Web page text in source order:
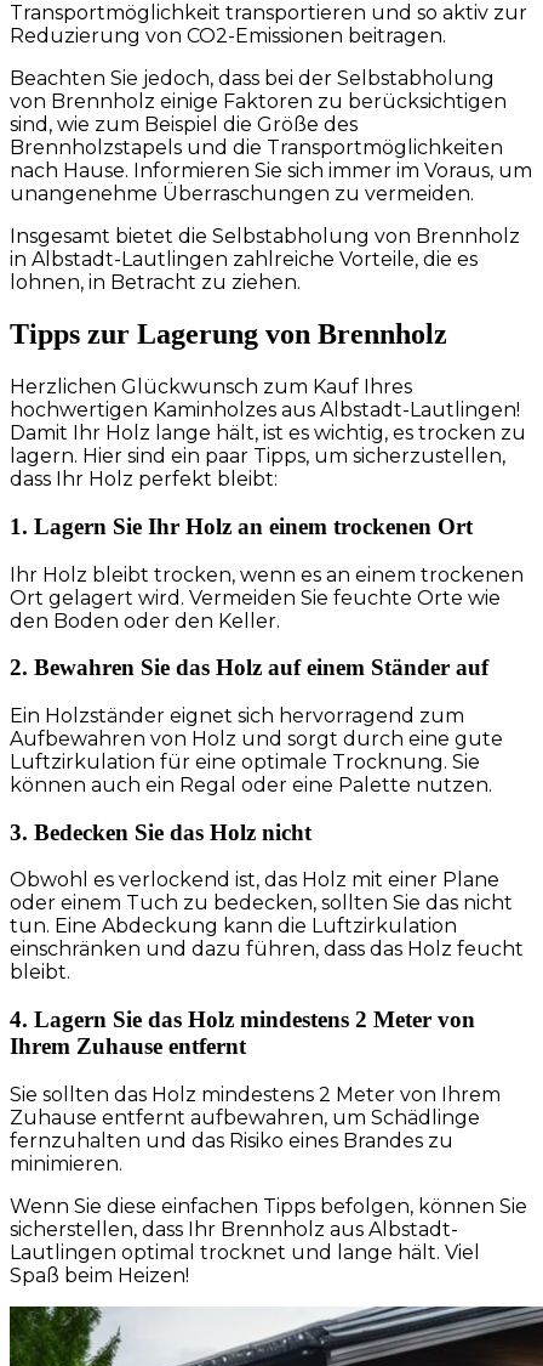
Transportmöglichkeit transportieren und so aktiv zur
Reduzierung von CO2-Emissionen beitragen.
Beachten Sie jedoch, dass bei der Selbstabholung
von Brennholz einige Faktoren zu berücksichtigen
sind, wie zum Beispiel die Größe des
Brennholzstapels und die Transportmöglichkeiten
nach Hause. Informieren Sie sich immer im Voraus, um
unangenehme Überraschungen zu vermeiden.
Insgesamt bietet die Selbstabholung von Brennholz
in Albstadt-Lautlingen zahlreiche Vorteile, die es
lohnen, in Betracht zu ziehen.
Tipps zur Lagerung von Brennholz
Herzlichen Glückwunsch zum Kauf Ihres
hochwertigen Kaminholzes aus Albstadt-Lautlingen!
Damit Ihr Holz lange hält, ist es wichtig, es trocken zu
lagern. Hier sind ein paar Tipps, um sicherzustellen,
dass Ihr Holz perfekt bleibt:
1. Lagern Sie Ihr Holz an einem trockenen Ort
Ihr Holz bleibt trocken, wenn es an einem trockenen
Ort gelagert wird. Vermeiden Sie feuchte Orte wie
den Boden oder den Keller.
2. Bewahren Sie das Holz auf einem Ständer auf
Ein Holzständer eignet sich hervorragend zum
Aufbewahren von Holz und sorgt durch eine gute
Luftzirkulation für eine optimale Trocknung. Sie
können auch ein Regal oder eine Palette nutzen.
3. Bedecken Sie das Holz nicht
Obwohl es verlockend ist, das Holz mit einer Plane
oder einem Tuch zu bedecken, sollten Sie das nicht
tun. Eine Abdeckung kann die Luftzirkulation
einschränken und dazu führen, dass das Holz feucht
bleibt.
4. Lagern Sie das Holz mindestens 2 Meter von
Ihrem Zuhause entfernt
Sie sollten das Holz mindestens 2 Meter von Ihrem
Zuhause entfernt aufbewahren, um Schädlinge
fernzuhalten und das Risiko eines Brandes zu
minimieren.
Wenn Sie diese einfachen Tipps befolgen, können Sie
sicherstellen, dass Ihr Brennholz aus Albstadt-
Lautlingen optimal trocknet und lange hält. Viel
Spaß beim Heizen!